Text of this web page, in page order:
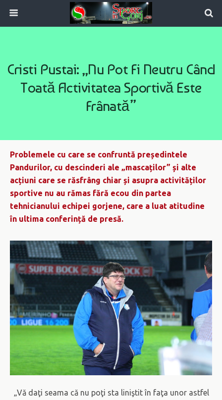
Cristi Pustai: „Nu Pot Fi Neutru Când
Toată Activitatea Sportivă Este
Frânată”
Problemele cu care se confruntă președintele
Pandurilor, cu descinderi ale „mascaților” și alte
acțiuni care se răsfrâng chiar și asupra activităților
sportive nu au rămas fără ecou din partea
tehnicianului echipei gorjene, care a luat atitudine
în ultima conferință de presă.
„Vă daţi seama că nu poţi sta liniştit în faţa unor astfel